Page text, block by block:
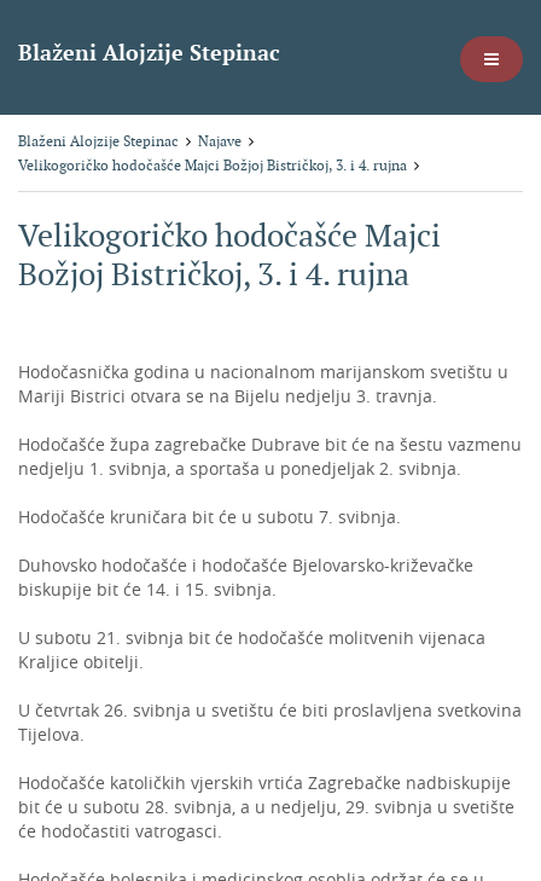
Blaženi Alojzije Stepinac
Blaženi Alojzije Stepinac
Najave
Velikogoričko hodočašće Majci Božjoj Bistričkoj, 3. i 4. rujna
Velikogoričko hodočašće Majci
Božjoj Bistričkoj, 3. i 4. rujna
Hodočasnička godina u nacionalnom marijanskom svetištu u
Mariji Bistrici otvara se na Bijelu nedjelju 3. travnja.
Hodočašće župa zagrebačke Dubrave bit će na šestu vazmenu
nedjelju 1. svibnja, a sportaša u ponedjeljak 2. svibnja.
Hodočašće kruničara bit će u subotu 7. svibnja.
Duhovsko hodočašće i hodočašće Bjelovarsko-križevačke
biskupije bit će 14. i 15. svibnja.
U subotu 21. svibnja bit će hodočašće molitvenih vijenaca
Kraljice obitelji.
U četvrtak 26. svibnja u svetištu će biti proslavljena svetkovina
Tijelova.
Hodočašće katoličkih vjerskih vrtića Zagrebačke nadbiskupije
bit će u subotu 28. svibnja, a u nedjelju, 29. svibnja u svetište
će hodočastiti vatrogasci.